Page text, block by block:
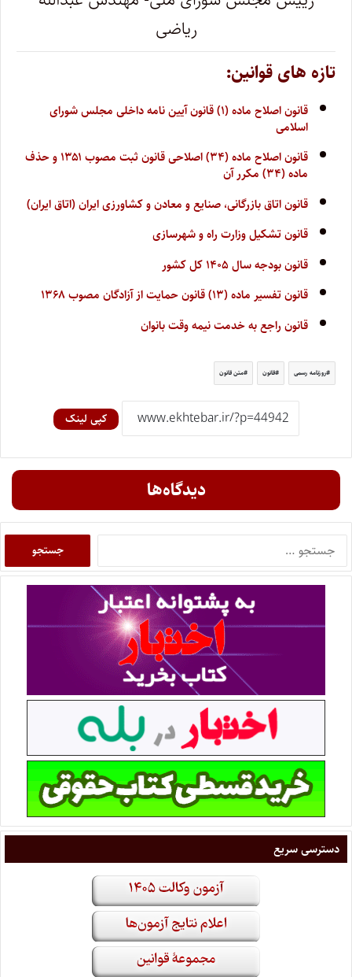
ریاضی
تازه های قوانین:
قانون اصلاح ماده (۱) قانون آیین نامه داخلی مجلس شورای
اسلامی
قانون اصلاح ماده (۳۴) اصلاحی قانون ثبت مصوب ۱۳۵۱ و حذف
ماده (۳۴) مکرر آن
قانون اتاق بازرگانی، صنایع و معادن و کشاورزی ایران (اتاق ایران)
قانون تشکیل وزارت راه و شهرسازی
قانون بودجه سال ۱۴۰۵ کل کشور
قانون تفسیر ماده (۱۳) قانون حمایت از آزادگان مصوب ۱۳۶۸
قانون راجع به خدمت نیمه وقت بانوان
روزنامه رسمی قانون متن قانون
کپی لینک
دیدگاه‌ها
دسترسی سریع